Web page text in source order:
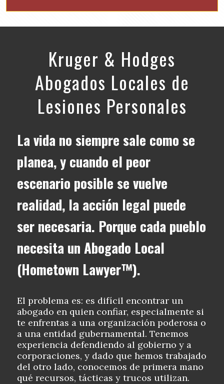
Kruger & Hodges
Abogados Locales de
Lesiones Personales
La vida no siempre sale como se
planea, y cuando el peor
escenario posible se vuelve
realidad, la acción legal puede
ser necesaria. Porque cada pueblo
necesita un Abogado Local
(Hometown Lawyer™).
El problema es: es difícil encontrar un
abogado en quien confiar, especialmente si
te enfrentas a una organización poderosa o
a una entidad gubernamental. Tenemos
experiencia defendiendo al gobierno y a
corporaciones, y dado que hemos trabajado
del otro lado, conocemos de primera mano
qué recursos, tácticas y trucos utilizan.